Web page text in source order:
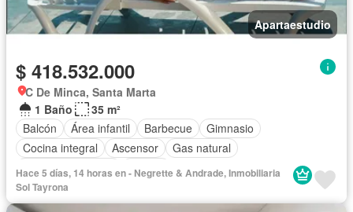
Apartaestudio
$ 418.532.000
C De Minca, Santa Marta
1 Baño
35 m²
Balcón
Área infantil Barbecue
Gimnasio
Cocina integral
Ascensor
Gas natural
Seguridad privada
Piscina
Hace 5 días, 14 horas en - Negrette & Andrade, Inmobiliaria
Sol Tayrona